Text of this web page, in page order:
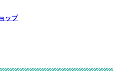
ップ